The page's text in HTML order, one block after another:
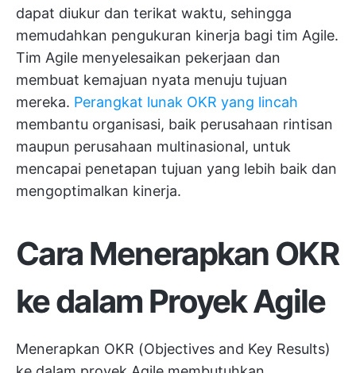
dapat diukur dan terikat waktu, sehingga
memudahkan pengukuran kinerja bagi tim Agile.
Tim Agile menyelesaikan pekerjaan dan
membuat kemajuan nyata menuju tujuan
mereka. Perangkat lunak OKR yang lincah
membantu organisasi, baik perusahaan rintisan
maupun perusahaan multinasional, untuk
mencapai penetapan tujuan yang lebih baik dan
mengoptimalkan kinerja.
Cara Menerapkan OKR
ke dalam Proyek Agile
Menerapkan OKR (Objectives and Key Results)